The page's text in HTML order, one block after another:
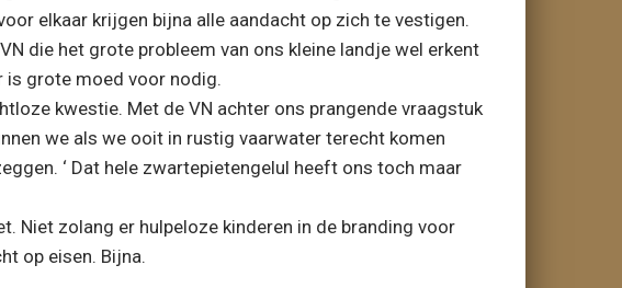
elkaar krijgen bijna alle aandacht op zich te vestigen.
die het grote probleem van ons kleine landje wel erkent
is grote moed voor nodig.
kwestie. Met de VN achter ons prangende vraagstuk
we als we ooit in rustig vaarwater terecht komen
‘ Dat hele zwartepietengelul heeft ons toch maar
Niet zolang er hulpeloze kinderen in de branding voor
op eisen. Bijna.